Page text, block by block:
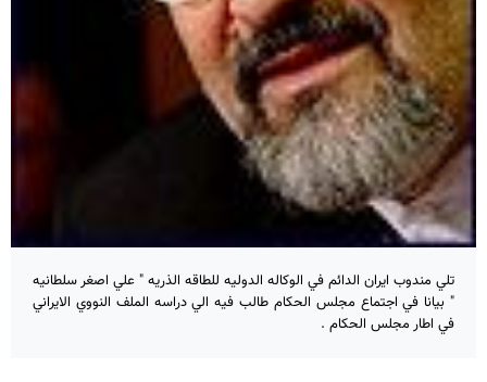
تلي مندوب ايران الدائم في الوكاله الدوليه للطاقه الذريه " علي اصغر سلطانيه
" بيانا في اجتماع مجلس الحكام طالب فيه الي دراسه الملف النووي الايراني
في اطار مجلس الحكام .